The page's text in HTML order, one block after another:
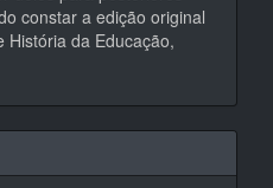
constar a edição original
História da Educação,